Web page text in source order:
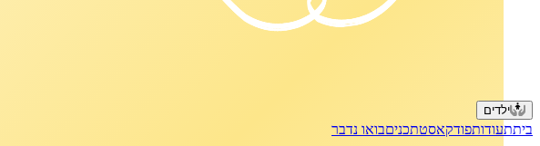
ילדים
ביתתעודותפודקאסטתכניםבואו נדבר